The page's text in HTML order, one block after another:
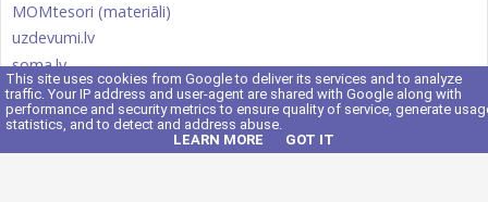
MOMtesori (materiāli)
uzdevumi.lv
soma.lv
Skola 2030
ĢSA Kontakti
This site uses cookies from Google to deliver its services and to analyze
traffic. Your IP address and user-agent are shared with Google along with
performance and security metrics to ensure quality of service, generate
statistics, and to detect and address abuse.
LEARN MORE
GOT IT